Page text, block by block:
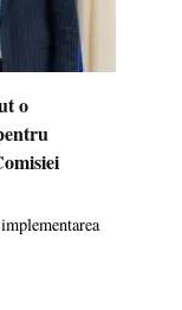
o